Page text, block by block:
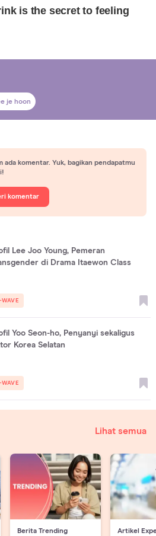
je hoon
ada komentar. Yuk, bagikan pendapatmu
komentar
Lee Joo Young, Pemeran
di Drama Itaewon Class
WAVE
Yoo Seon-ho, Penyanyi sekaligus
Korea Selatan
WAVE
Lihat semua
Berita Trending
Artikel